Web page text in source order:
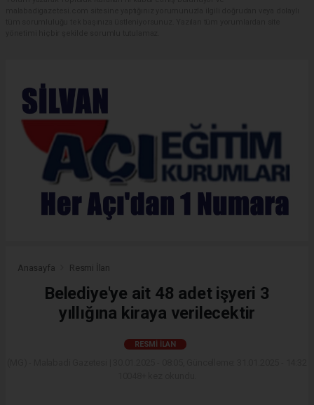
Anasayfa Resmi İlan
Belediye'ye ait 48 adet işyeri 3
yıllığına kiraya verilecektir
RESMI İLAN